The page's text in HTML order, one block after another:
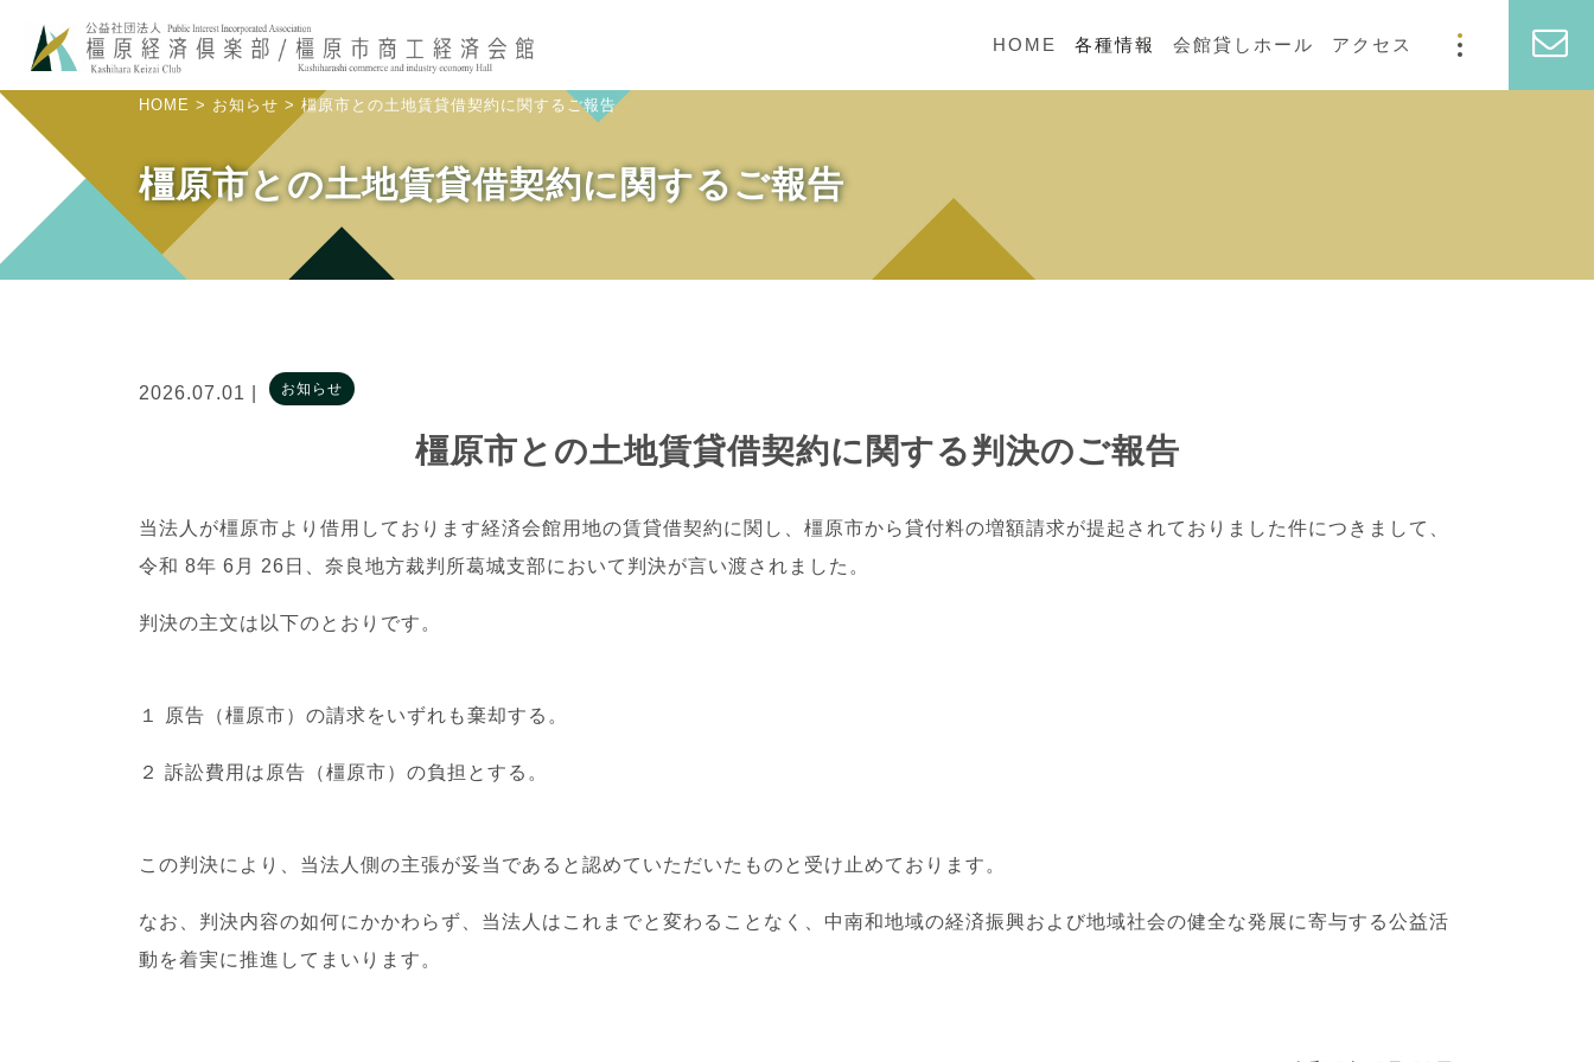
HOME 各種情報 会館貸しホール アクセス
橿原市との土地賃貸借契約に関するご報告
HOME > お知らせ > 橿原市との土地賃貸借契約に関するご報告
2026.07.01 | お知らせ
橿原市との土地賃貸借契約に関する判決のご報告
当法人が橿原市より借用しております経済会館用地の賃貸借契約に関し、橿原市から貸付料の増額請求が提起されておりました件につきまして、
令和 8年 6月 26日、奈良地方裁判所葛城支部において判決が言い渡されました。
判決の主文は以下のとおりです。
１ 原告（橿原市）の請求をいずれも棄却する。
２ 訴訟費用は原告（橿原市）の負担とする。
この判決により、当法人側の主張が妥当であると認めていただいたものと受け止めております。
なお、判決内容の如何にかかわらず、当法人はこれまでと変わることなく、中南和地域の経済振興および地域社会の健全な発展に寄与する公益活
動を着実に推進してまいります。